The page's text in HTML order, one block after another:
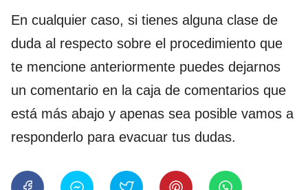
En cualquier caso, si tienes alguna clase de
duda al respecto sobre el procedimiento que
te mencione anteriormente puedes dejarnos
un comentario en la caja de comentarios que
está más abajo y apenas sea posible vamos a
responderlo para evacuar tus dudas.